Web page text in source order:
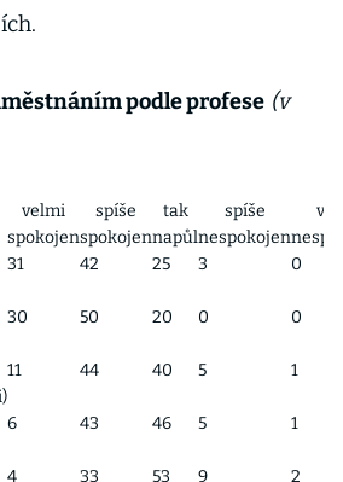
podle profese (v
velmi
spokojen
spíše
spokojen
tak
napůl
spíše
nespokojen
31 42 25 3 0
30 50 20 0 0
11 44 40 5 1
6 43 46 5 1
4 33 53 9 2